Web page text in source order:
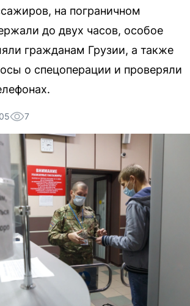
на пограничном
до двух часов, особое
гражданам Грузии, а также
о спецоперации и проверяли
7